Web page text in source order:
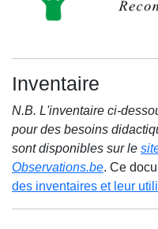
Inventaire
N.B. L'inventaire ci-
pour des besoins
sont disponibles sur le
Observations.be. Ce
des inventaires et leur